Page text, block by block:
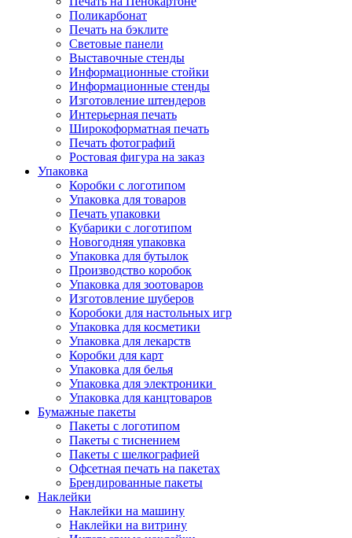
Поликарбонат
Печать на бэклите
Световые панели
Выставочные стенды
Информационные стойки
Информационные стенды
Изготовление штендеров
Интерьерная печать
Широкоформатная печать
Печать фотографий
Ростовая фигура на заказ
Упаковка
Коробки с логотипом
Упаковка для товаров
Печать упаковки
Кубарики с логотипом
Новогодняя упаковка
Упаковка для бутылок
Производство коробок
Упаковка для зоотоваров
Изготовление шуберов
Коробоки для настольных игр
Упаковка для косметики
Упаковка для лекарств
Коробки для карт
Упаковка для белья
Упаковка для электроники
Упаковка для канцтоваров
Бумажные пакеты
Пакеты с логотипом
Пакеты с тиснением
Пакеты с шелкографией
Офсетная печать на пакетах
Брендированные пакеты
Наклейки
Наклейки на машину
Наклейки на витрину